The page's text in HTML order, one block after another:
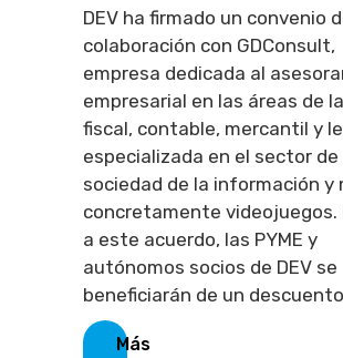
DEV ha firmado un convenio
colaboración con GDConsult,
empresa dedicada al
empresarial en las áreas de
fiscal, contable, mercantil y
especializada en el sector de
sociedad de la información y
concretamente videojuegos.
a este acuerdo, las PYME y
autónomos socios de DEV se
beneficiarán de un
Más